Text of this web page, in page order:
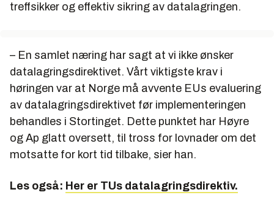
treffsikker og effektiv sikring av datalagringen.
– En samlet næring har sagt at vi ikke ønsker
datalagringsdirektivet. Vårt viktigste krav i
høringen var at Norge må avvente EUs evaluering
av datalagringsdirektivet før implementeringen
behandles i Stortinget. Dette punktet har Høyre
og Ap glatt oversett, til tross for lovnader om det
motsatte for kort tid tilbake, sier han.
Les også: Her er TUs datalagringsdirektiv.